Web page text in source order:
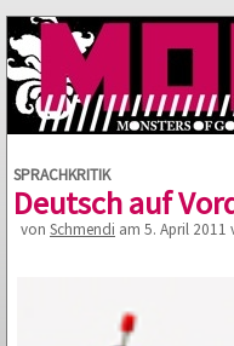
SPRACHKRITIK
Deutsch auf
von Schmendi am 5. April 2011